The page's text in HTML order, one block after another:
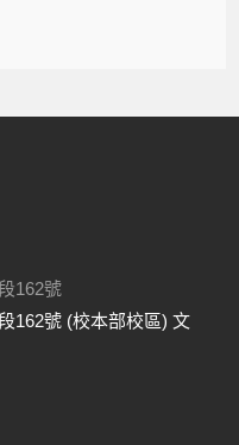
162號
162號 (校本部校區) 文